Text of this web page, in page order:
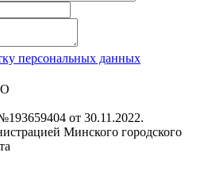
персональных данных
от 30.11.2022.
Минского городского